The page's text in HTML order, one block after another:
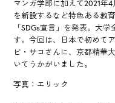
マンガ学部に加えて2021年
を新設するなど特色ある教
「SDGs宣言」を発表。大
す。今回は、日本で初めて
ビ・サコさんに、京都精華
いてうかがいました。
写真：エリック